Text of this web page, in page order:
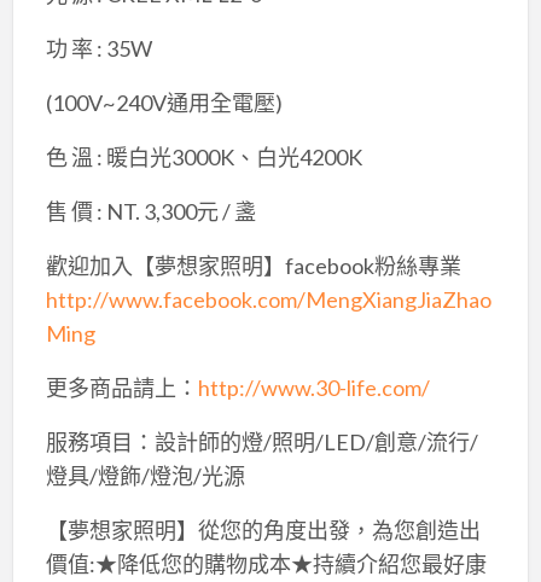
功 率 : 35W
(100V~240V通用全電壓)
色 溫 : 暖白光3000K、白光4200K
售 價 : NT. 3,300元 / 盞
歡迎加入【夢想家照明】facebook粉絲專業
http://www.facebook.com/MengXiangJiaZhao
Ming
更多商品請上： http://www.30-life.com/
服務項目：設計師的燈/照明/LED/創意/流行/
燈具/燈飾/燈泡/光源
【夢想家照明】從您的角度出發，為您創造出
價值:★降低您的購物成本★持續介紹您最好康